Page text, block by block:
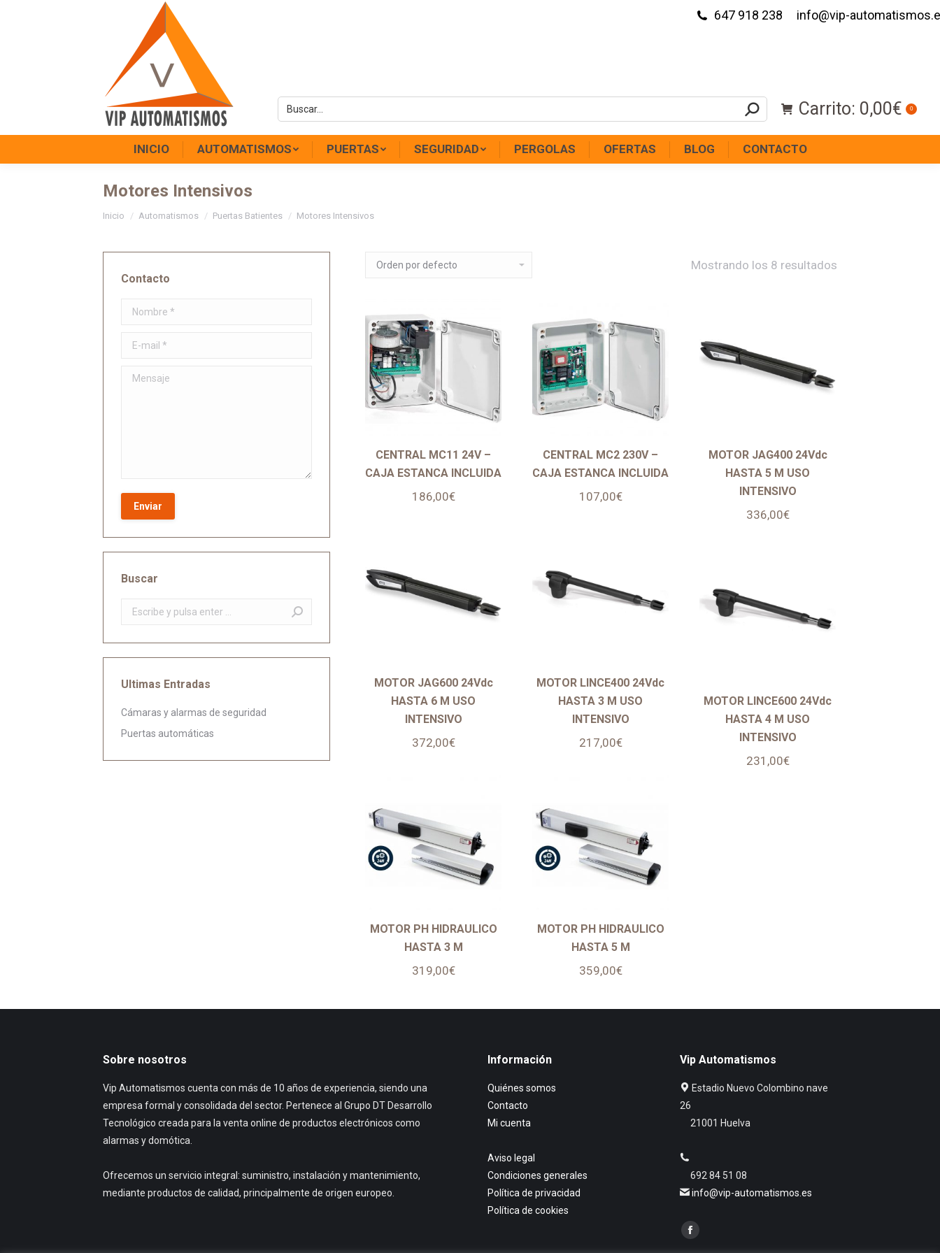
647 918 238 info@vip-
Carrito: 0,00€ 0
INICIO AUTOMATISMOS PUERTAS SEGURIDAD PERGOLAS OFERTAS BLOG CONTACTO
Motores Intensivos
Estás aquí:
Inicio Automatismos Puertas Batientes Motores Intensivos
Mostrando los 8 resultados
CENTRAL MC11 24V –
CAJA ESTANCA INCLUIDA
186,00€
CENTRAL MC2 230V –
CAJA ESTANCA INCLUIDA
107,00€
MOTOR JAG400 24Vdc
HASTA 5 M USO
INTENSIVO
336,00€
MOTOR JAG600 24Vdc
HASTA 6 M USO
INTENSIVO
372,00€
MOTOR LINCE400 24Vdc
HASTA 3 M USO
INTENSIVO
217,00€
MOTOR LINCE600 24Vdc
HASTA 4 M USO
INTENSIVO
231,00€
MOTOR PH HIDRAULICO
HASTA 3 M
319,00€
MOTOR PH HIDRAULICO
HASTA 5 M
359,00€
Contacto
Nombre *
E-mail *
Mensaje
Enviar
Buscar
Buscar:
Ultimas Entradas
Cámaras y alarmas de seguridad
Puertas automáticas
Sobre nosotros
Vip Automatismos cuenta con más de 10 años de experiencia, siendo una
empresa formal y consolidada del sector. Pertenece al Grupo DT Desarrollo
Tecnológico creada para la venta online de productos electrónicos como
alarmas y domótica.
Ofrecemos un servicio integral: suministro, instalación y mantenimiento,
mediante productos de calidad, principalmente de origen europeo.
Información
Quiénes somos
Contacto
Mi cuenta
Aviso legal
Condiciones generales
Política de privacidad
Política de cookies
Vip Automatismos
Estadio Nuevo Colombino nave
26
21001 Huelva
692 84 51 08
info@vip-automatismos.es
Facebook